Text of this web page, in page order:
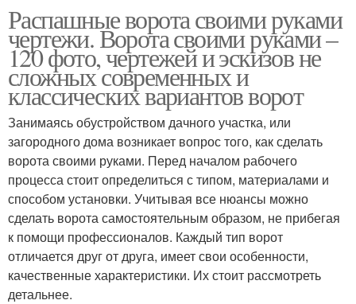
Распашные ворота своими руками
чертежи. Ворота своими руками –
120 фото, чертежей и эскизов не
сложных современных и
классических вариантов ворот
Занимаясь обустройством дачного участка, или
загородного дома возникает вопрос того, как сделать
ворота своими руками. Перед началом рабочего
процесса стоит определиться с типом, материалами и
способом установки. Учитывая все нюансы можно
сделать ворота самостоятельным образом, не прибегая
к помощи профессионалов. Каждый тип ворот
отличается друг от друга, имеет свои особенности,
качественные характеристики. Их стоит рассмотреть
детальнее.